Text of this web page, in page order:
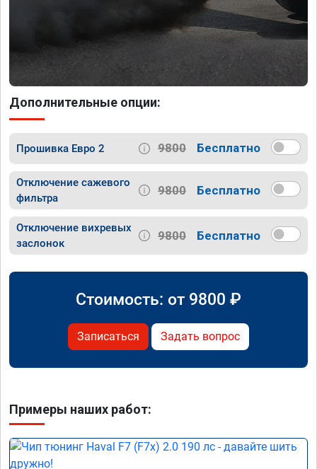
Дополнительные опции:
Прошивка Евро 2 9800 Бесплатно
Отключение сажевого
фильтра
9800 Бесплатно
Отключение вихревых
заслонок
9800 Бесплатно
Стоимость: от 9800 ₽
Записаться Задать вопрос
Примеры наших работ: